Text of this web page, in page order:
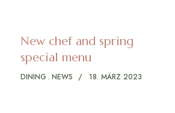
New chef and spring
special menu
DINING NEWS 18. MÄRZ 2023